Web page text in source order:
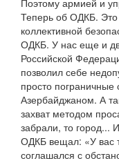
Поэтому армией и
Теперь об ОДКБ. Это
коллективной
ОДКБ. У нас еще и
Российской
позволил себе
просто
Азербайджаном. А
захват методом
забрали, то город...
ОДКБ вещал: «У вас
соглашался с